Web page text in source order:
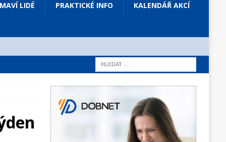
LIDÉ PRAKTICKÉ INFO KALENDÁŘ AKCÍ